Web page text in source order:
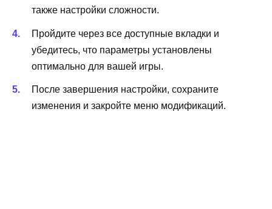
также настройки сложности.
Пройдите через все доступные вкладки и
убедитесь, что параметры установлены
оптимально для вашей игры.
После завершения настройки, сохраните
изменения и закройте меню модификаций.